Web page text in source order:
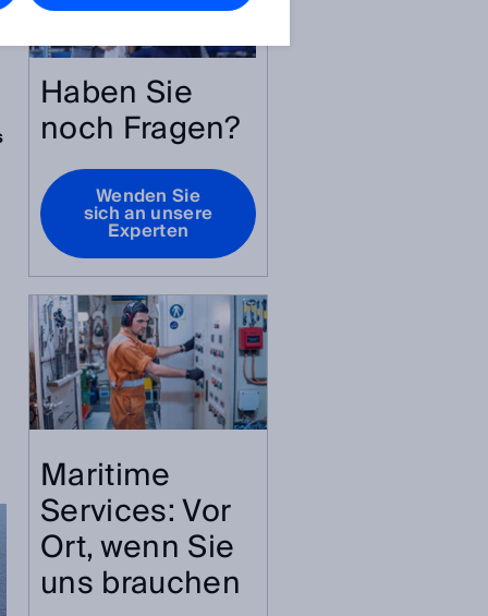
Haben Sie
noch Fragen?
Wenden Sie
sich an unsere
Experten
Maritime
Services: Vor
Ort, wenn Sie
uns brauchen